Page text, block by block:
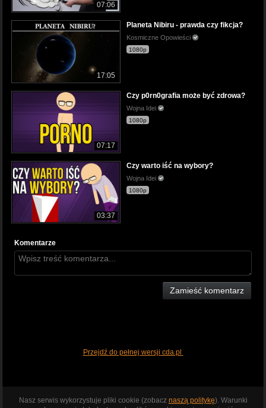
07:06
17:05
Planeta Nibiru - prawda czy fikcja?
Kosmiczne Opowieści
1080p
07:17
Czy p0rn0grafia może być zdrowa?
Wojna Idei
1080p
03:37
Czy warto iść na wybory?
Wojna Idei
1080p
Komentarze
Zamieść komentarz
Przejdź do pełnej wersji cda.pl
Nasz serwis wykorzystuje pliki cookie (zobacz naszą politykę). Warunki